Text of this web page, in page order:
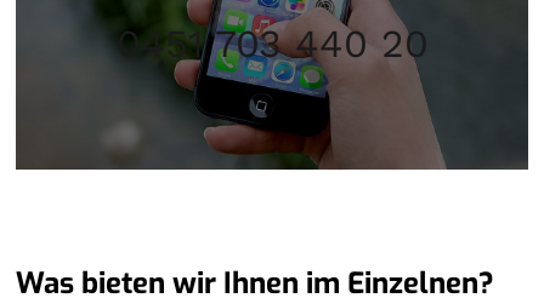
0451 703 440 20
Was bieten wir Ihnen im Einzelnen?